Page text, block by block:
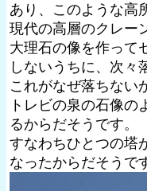
あり、このような高
現代の高層のクレー
大理石の像を作って
しないうちに、次々
これがなぜ落ちない
トレビの泉の石像の
るからだそうです。
すなわちひとつの塔
なったからだそうで